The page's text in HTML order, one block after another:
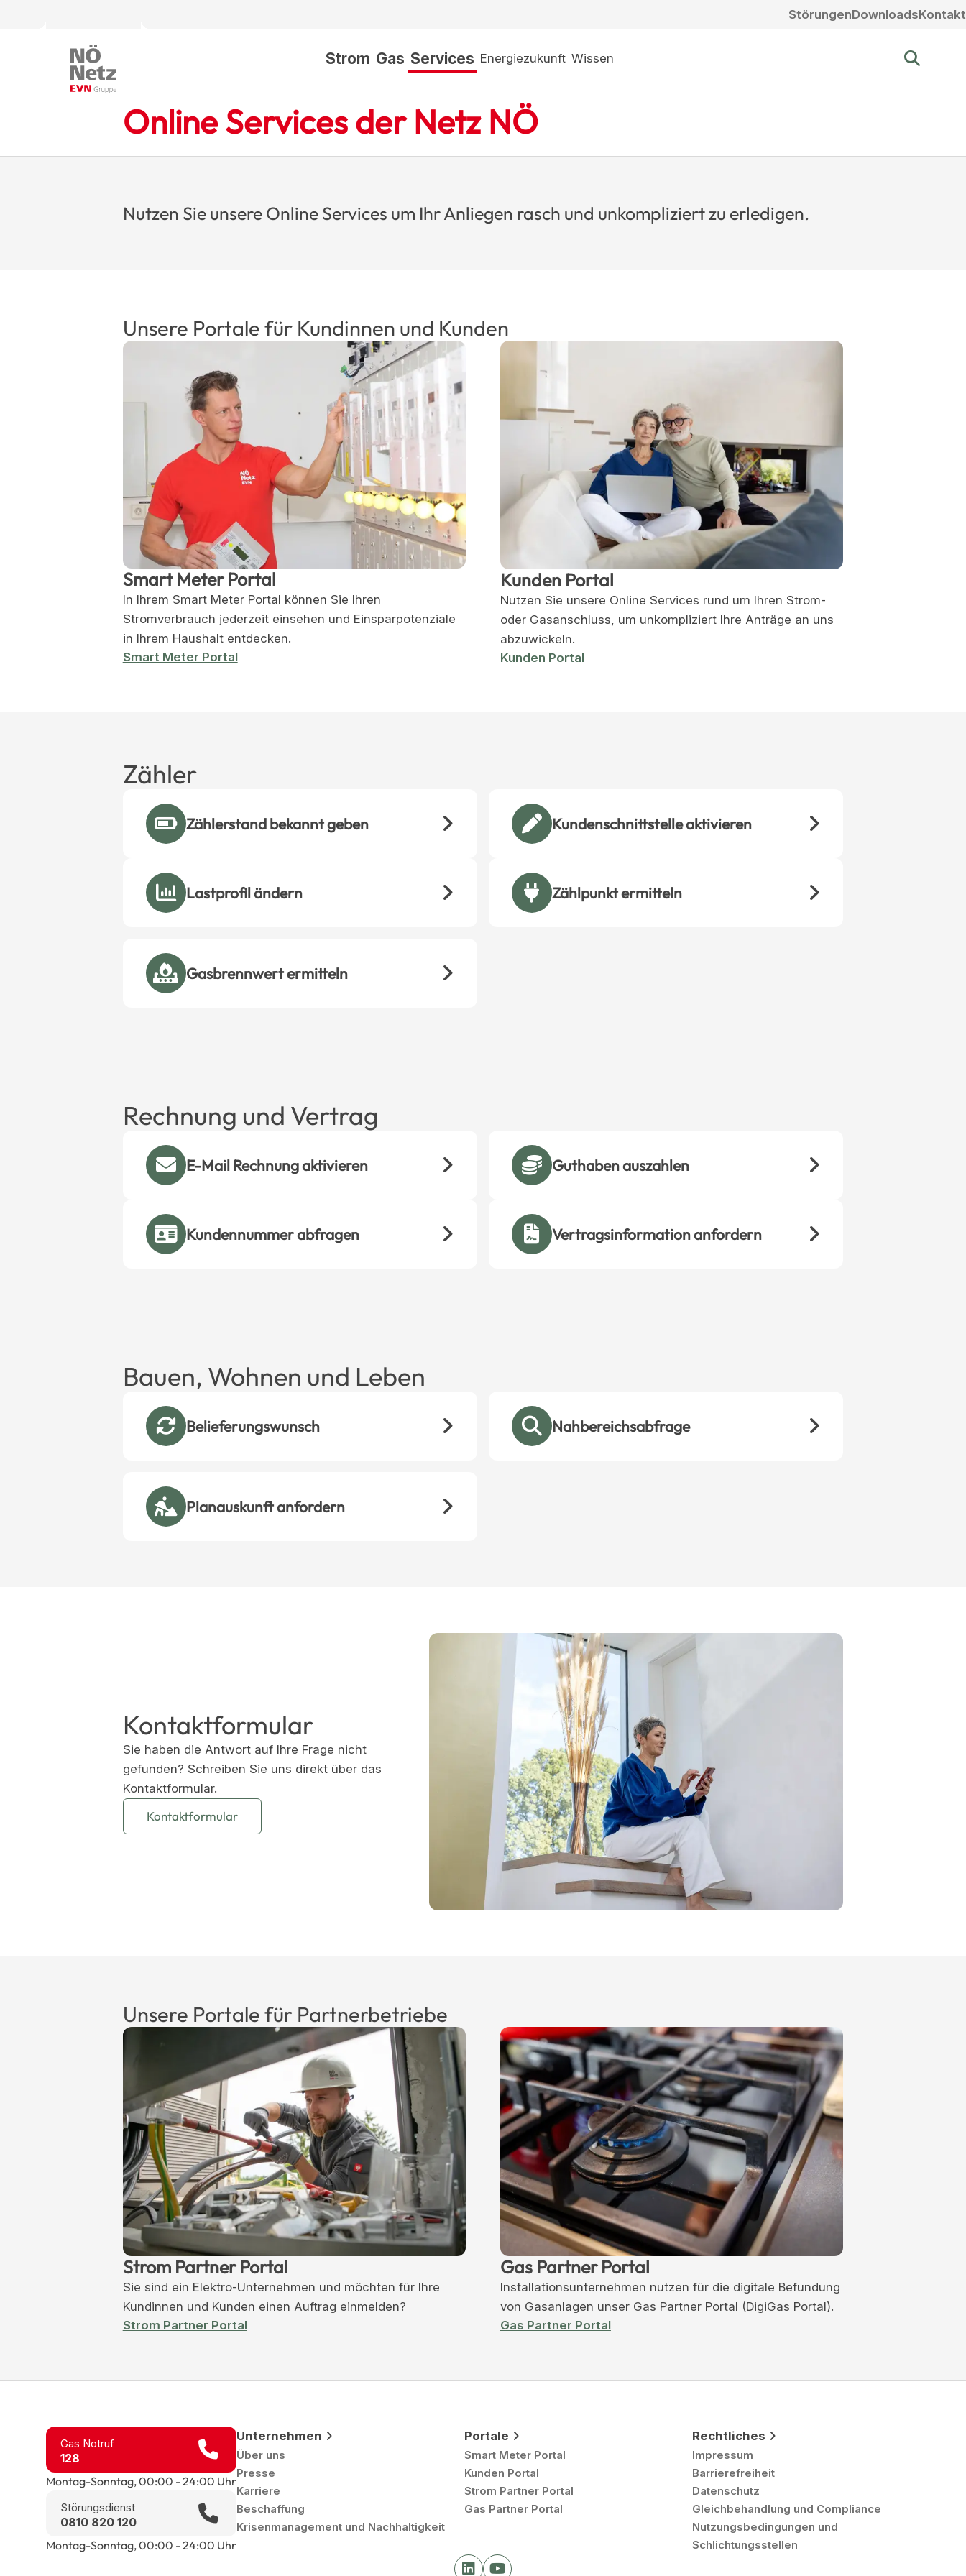
Strom Gas Services Energiezukunft Wissen
StörungenDownloadsKontakt
Online Services der Netz NÖ
Nutzen Sie unsere Online Services um Ihr Anliegen rasch und unkompliziert zu erledigen.
Unsere Portale für Kundinnen und Kunden
Smart Meter Portal
In Ihrem Smart Meter Portal können Sie Ihren
Stromverbrauch jederzeit einsehen und Einsparpotenziale
in Ihrem Haushalt entdecken.
Smart Meter Portal
Kunden Portal
Nutzen Sie unsere Online Services rund um Ihren Strom-
oder Gasanschluss, um unkompliziert Ihre Anträge an uns
abzuwickeln.
Kunden Portal
Zähler
Zählerstand bekannt geben Kundenschnittstelle aktivieren
Lastprofil ändern Zählpunkt ermitteln
Gasbrennwert ermitteln
Rechnung und Vertrag
E-Mail Rechnung aktivieren Guthaben auszahlen
Kundennummer abfragen Vertragsinformation anfordern
Bauen, Wohnen und Leben
Belieferungswunsch Nahbereichsabfrage
Planauskunft anfordern
Kontaktformular
Sie haben die Antwort auf Ihre Frage nicht
gefunden? Schreiben Sie uns direkt über das
Kontaktformular.
Kontaktformular
Unsere Portale für Partnerbetriebe
Strom Partner Portal
Sie sind ein Elektro-Unternehmen und möchten für Ihre
Kundinnen und Kunden einen Auftrag einmelden?
Strom Partner Portal
Gas Partner Portal
Installationsunternehmen nutzen für die digitale Befundung
von Gasanlagen unser Gas Partner Portal (DigiGas Portal).
Gas Partner Portal
Gas Notruf
128
Montag-Sonntag, 00:00 - 24:00 Uhr
Störungsdienst
0810 820 120
Montag-Sonntag, 00:00 - 24:00 Uhr
Unternehmen
Über uns
Presse
Karriere
Beschaffung
Krisenmanagement und Nachhaltigkeit
Portale
Smart Meter Portal
Kunden Portal
Strom Partner Portal
Gas Partner Portal
Rechtliches
Impressum
Barrierefreiheit
Datenschutz
Gleichbehandlung und Compliance
Nutzungsbedingungen und
Schlichtungsstellen